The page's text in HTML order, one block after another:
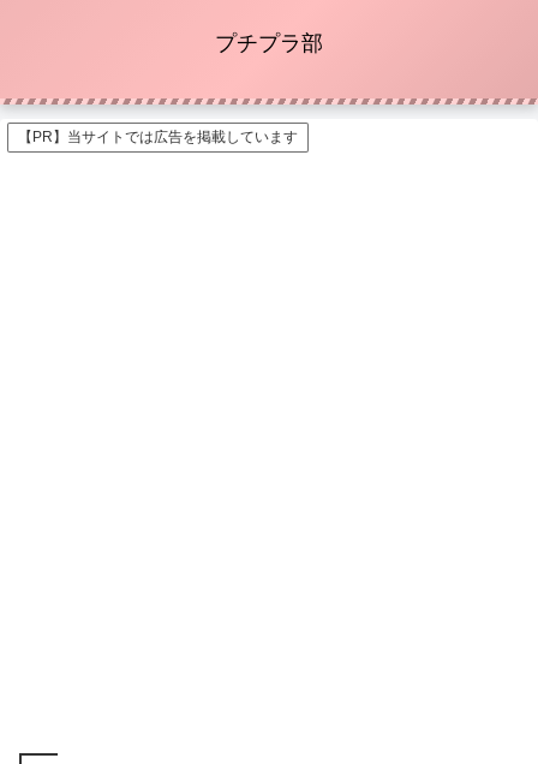
プチプラ部
【PR】当サイトでは広告を掲載しています